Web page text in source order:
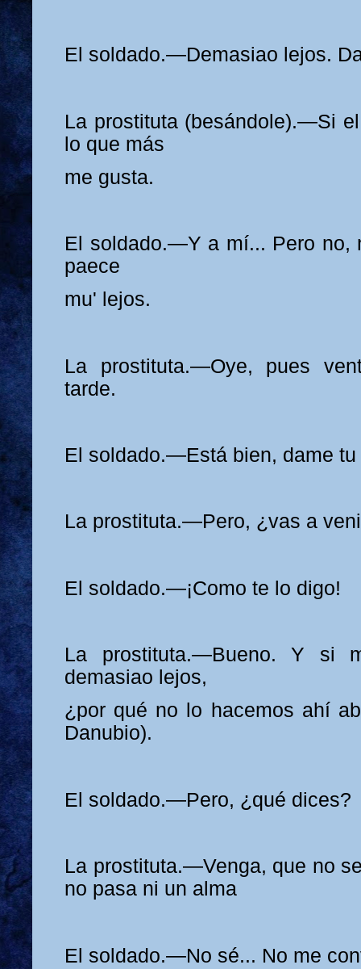
El soldado.—Demasiao lejos.
La prostituta (besándole).—Si
lo que más
me gusta.
El soldado.—Y a mí... Pero no,
paece
mu' lejos.
La prostituta.—Oye, pues
tarde.
El soldado.—Está bien, dame tu
La prostituta.—Pero, ¿vas a
El soldado.—¡Como te lo digo!
La prostituta.—Bueno. Y si
demasiao lejos,
¿por qué no lo hacemos ahí
Danubio).
El soldado.—Pero, ¿qué dices?
La prostituta.—Venga, que no
no pasa ni un alma
El soldado.—No sé... No me